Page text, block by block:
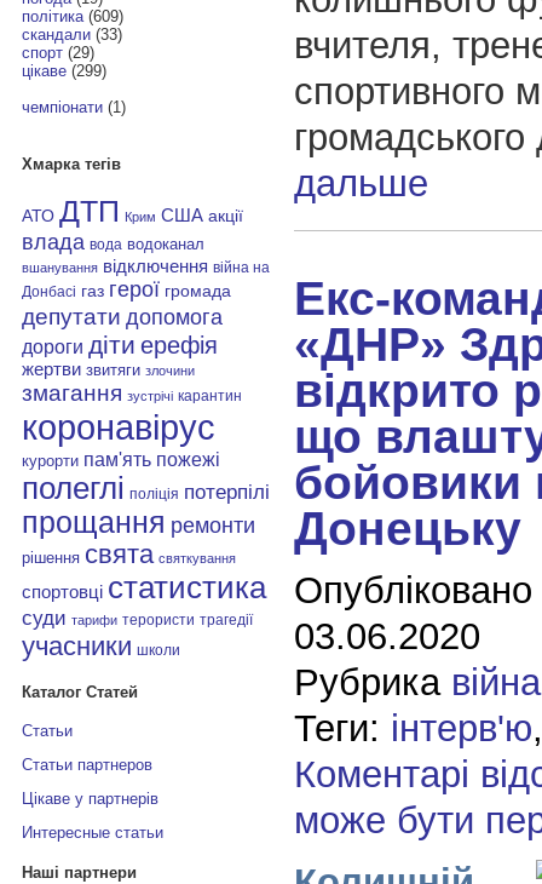
політика(609)
скандали(33)
спорт(29)
цікаве(299)
чемпіонати(1)
Хмарка тегів
АТО ДТП Крим США акції
влада вода водоканал
вшанування відключення війна на
Донбасі газ герої громада
депутати допомога
дороги діти ерефія
жертви звитяги злочини
змагання зустрічі карантин
коронавірус
курорти пам'ять пожежі
полеглі поліція потерпілі
прощання ремонти
рішення свята святкування
спортовці статистика
суди тарифи терористи трагедії
учасники школи
Каталог Статей
Статьи
Статьи партнеров
Цікаве у партнерів
Интересные статьи
Наші партнери
вчителя,
спортивного
громадського
дальше
Екс-
«ДНР»
відкрито
що
бойовики
Донецьку
03.06.2020
Рубрика війна
Теги: інтерв'ю
Коментарі
може бути